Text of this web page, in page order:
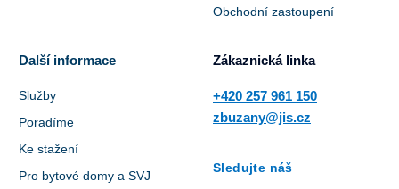
Obchodní zastoupení
Další informace
Služby
Poradíme
Ke stažení
Pro bytové domy a SVJ
Zákaznická linka
+420 257 961 150
zbuzany@jis.cz
Sledujte náš